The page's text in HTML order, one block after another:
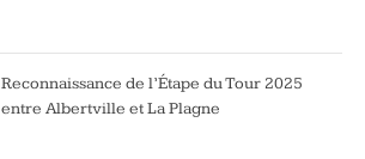
Reconnaissance de l’Étape du Tour 2025
entre Albertville et La Plagne